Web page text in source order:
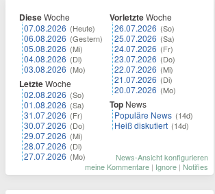
DieseWoche
07.08.2026 (Heute)
06.08.2026 (Gestern)
05.08.2026 (Mi)
04.08.2026 (Di)
03.08.2026 (Mo)
LetzteWoche
02.08.2026 (So)
01.08.2026 (Sa)
31.07.2026 (Fr)
30.07.2026 (Do)
29.07.2026 (Mi)
28.07.2026 (Di)
27.07.2026 (Mo)
VorletzteWoche
26.07.2026 (So)
25.07.2026 (Sa)
24.07.2026 (Fr)
23.07.2026 (Do)
22.07.2026 (Mi)
21.07.2026 (Di)
20.07.2026 (Mo)
Top News
Populäre News (14d)
Heiß diskutiert (14d)
News-Ansicht konfigurieren
meine Kommentare | Ignore | Notifies